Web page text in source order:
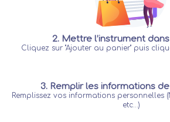
2. Mettre l’instrument
Cliquez sur "Ajouter au panier" puis
3. Remplir les informations
Remplissez vos informations personnelles
etc...)